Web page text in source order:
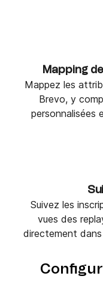
Mapping
Mappez les
Brevo, y
personnalisées
Suivez les
vues des
directement